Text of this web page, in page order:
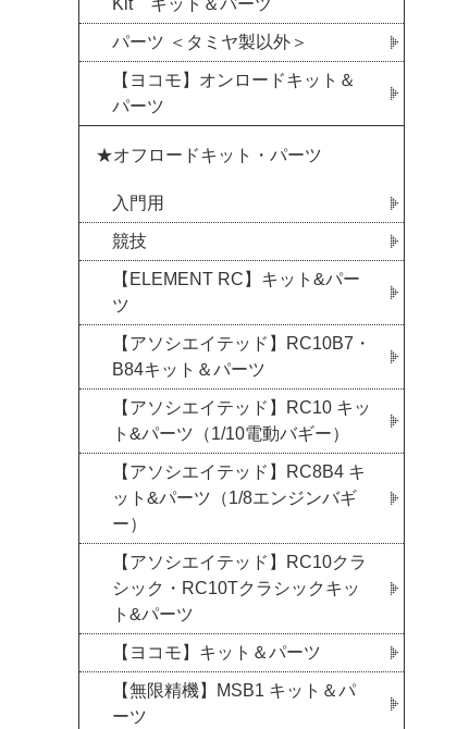
Kit キット＆パーツ
パーツ ＜タミヤ製以外＞
【ヨコモ】オンロードキット＆
パーツ
★オフロードキット・パーツ
入門用
競技
【ELEMENT RC】キット&パー
ツ
【アソシエイテッド】RC10B7・
B84キット＆パーツ
【アソシエイテッド】RC10 キッ
ト&パーツ（1/10電動バギー）
【アソシエイテッド】RC8B4 キ
ット&パーツ（1/8エンジンバギ
ー）
【アソシエイテッド】RC10クラ
シック・RC10Tクラシックキッ
ト&パーツ
【ヨコモ】キット＆パーツ
【無限精機】MSB1 キット＆パ
ーツ